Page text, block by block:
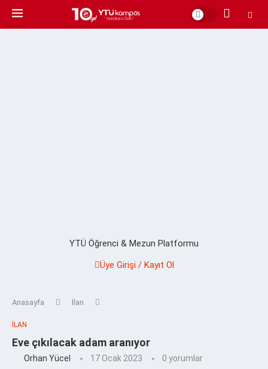
YTÜ Öğrenci & Mezun Platformu
Üye Girişi / Kayıt Ol
Anasayfa İlan
İLAN
Eve çıkılacak adam aranıyor
Orhan Yücel 17 Ocak 2023 0 yorumlar